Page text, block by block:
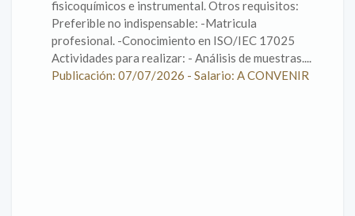
fisicoquímicos e instrumental. Otros requisitos:
Preferible no indispensable: -Matricula
profesional. -Conocimiento en ISO/IEC 17025
Actividades para realizar: - Análisis de muestras....
Publicación: 07/07/2026 - Salario: A CONVENIR